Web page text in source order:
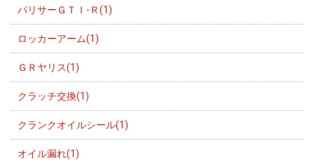
パリサーＧＴＩ-Ｒ(1)
ロッカーアーム(1)
ＧＲヤリス(1)
クラッチ交換(1)
クランクオイルシール(1)
オイル漏れ(1)